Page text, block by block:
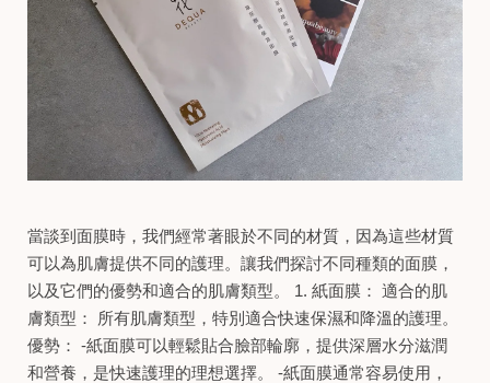
當談到面膜時，我們經常著眼於不同的材質，因為這些材質
可以為肌膚提供不同的護理。讓我們探討不同種類的面膜，
以及它們的優勢和適合的肌膚類型。 1. 紙面膜： 適合的肌
膚類型： 所有肌膚類型，特別適合快速保濕和降溫的護理。
優勢： -紙面膜可以輕鬆貼合臉部輪廓，提供深層水分滋潤
和營養，是快速護理的理想選擇。 -紙面膜通常容易使用，